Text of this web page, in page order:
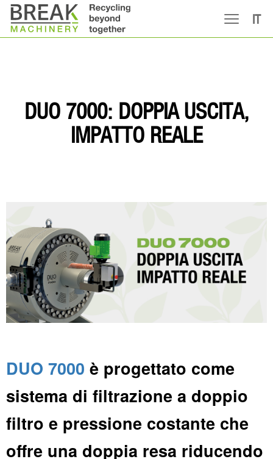
IT
DUO 7000: DOPPIA USCITA,
IMPATTO REALE
DUO 7000 è progettato come
sistema di filtrazione a doppio
filtro e pressione costante che
offre una doppia resa riducendo